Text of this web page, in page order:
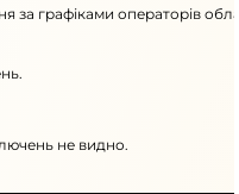
за графіками операторів
не видно.